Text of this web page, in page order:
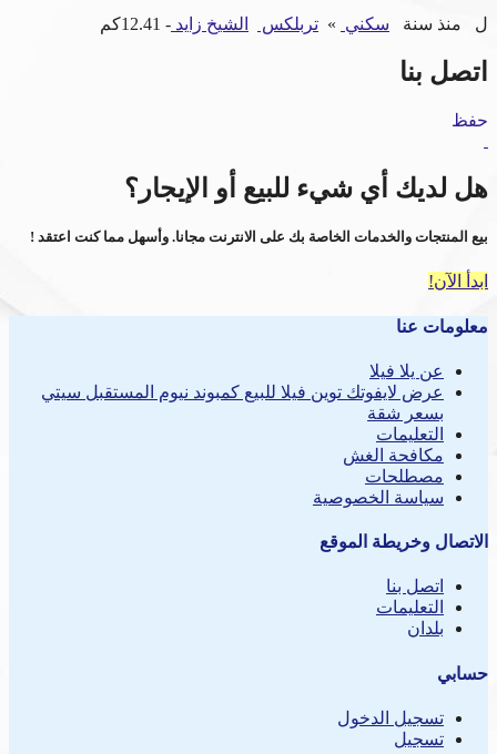
ل منذ سنة سكني » تربلكس الشيخ زايد - 12.41كم
اتصل بنا
حفظ
هل لديك أي شيء للبيع أو الإيجار؟
بيع المنتجات والخدمات الخاصة بك على الانترنت مجانا. وأسهل مما كنت اعتقد !
ابدأ الآن!
معلومات عنا
عن يلا فيلا
عرض لايفوتك توين فيلا للبيع كمبوند نيوم المستقبل سيتي
بسعر شقة
التعليمات
مكافحة الغش
مصطلحات
سياسة الخصوصية
الاتصال وخريطة الموقع
اتصل بنا
التعليمات
بلدان
حسابي
تسجيل الدخول
تسجيل